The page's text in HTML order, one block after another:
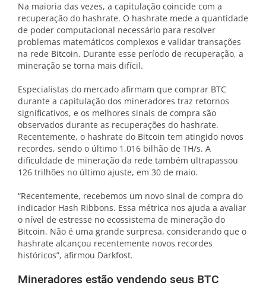
Na maioria das vezes, a capitulação coincide com a
recuperação do hashrate. O hashrate mede a quantidade
de poder computacional necessário para resolver
problemas matemáticos complexos e validar transações
na rede Bitcoin. Durante esse período de recuperação, a
mineração se torna mais difícil.
Especialistas do mercado afirmam que comprar BTC
durante a capitulação dos mineradores traz retornos
significativos, e os melhores sinais de compra são
observados durante as recuperações do hashrate.
Recentemente, o hashrate do Bitcoin tem atingido novos
recordes, sendo o último 1,016 bilhão de TH/s. A
dificuldade de mineração da rede também ultrapassou
126 trilhões no último ajuste, em 30 de maio.
“Recentemente, recebemos um novo sinal de compra do
indicador Hash Ribbons. Essa métrica nos ajuda a avaliar
o nível de estresse no ecossistema de mineração do
Bitcoin. Não é uma grande surpresa, considerando que o
hashrate alcançou recentemente novos recordes
históricos”, afirmou Darkfost.
Mineradores estão vendendo seus BTC